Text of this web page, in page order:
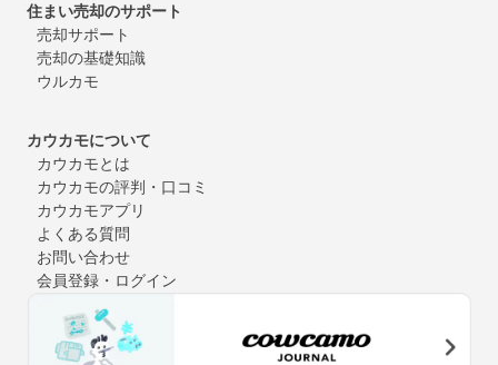
住まい売却のサポート
売却サポート
売却の基礎知識
ウルカモ
カウカモについて
カウカモとは
カウカモの評判・口コミ
カウカモアプリ
よくある質問
お問い合わせ
会員登録・ログイン